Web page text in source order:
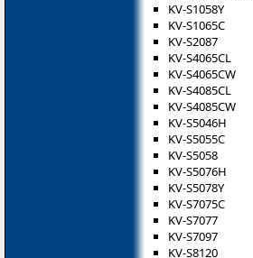
KV-S1058Y
KV-S1065C
KV-S2087
KV-S4065CL
KV-S4065CW
KV-S4085CL
KV-S4085CW
KV-S5046H
KV-S5055C
KV-S5058
KV-S5076H
KV-S5078Y
KV-S7075C
KV-S7077
KV-S7097
KV-S8120